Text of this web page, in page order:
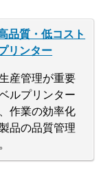
品質・低コスト
リンター
産管理が重要
ルプリンター
作業の効率化
品の品質管理